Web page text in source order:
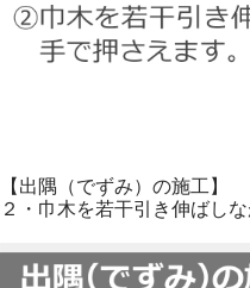
【出隅（でずみ）の施工】
２・巾木を若干引き伸ばし